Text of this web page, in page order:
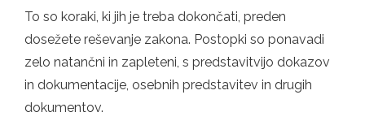
To so koraki, ki jih je treba dokončati, preden
dosežete reševanje zakona. Postopki so ponavadi
zelo natančni in zapleteni, s predstavitvijo dokazov
in dokumentacije, osebnih predstavitev in drugih
dokumentov.